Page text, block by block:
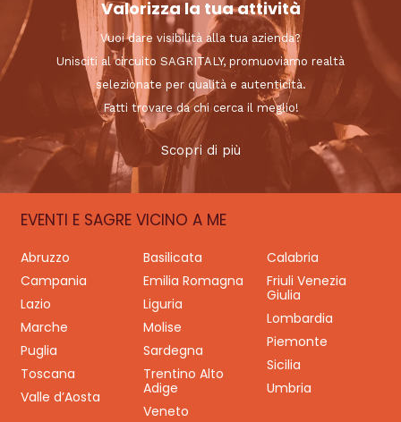
Valorizza la tua attività
Vuoi dare visibilità alla tua azienda?
Unisciti al circuito SAGRITALY, promuoviamo realtà
selezionate per qualità e autenticità.
Fatti trovare da chi cerca il meglio!
Scopri di più
EVENTI E SAGRE VICINO A ME
Abruzzo Basilicata
Calabria
Campania
Emilia Romagna
Friuli Venezia
Giulia
Lazio
Liguria
Lombardia
Marche
Molise
Piemonte
Puglia
Sardegna
Sicilia
Toscana
Trentino Alto
Adige
Umbria
Valle d’Aosta
Veneto